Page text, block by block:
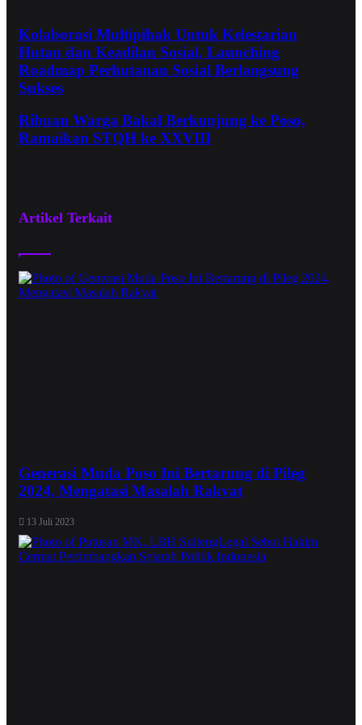
Kolaborasi Multipihak Untuk Kelestarian
Hutan dan Keadilan Sosial, Launching
Roadmap Perhutanan Sosial Berlangsung
Sukses
Ribuan Warga Bakal Berkunjung ke Poso,
Ramaikan STQH ke XXVIII
Artikel Terkait
Generasi Muda Poso Ini Bertarung di Pileg
2024, Mengatasi Masalah Rakyat
13 Juli 2023